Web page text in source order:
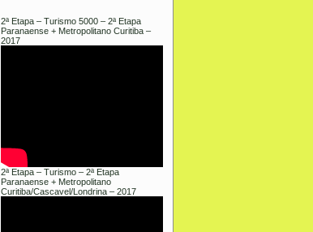
2ª Etapa – Turismo 5000 – 2ª Etapa
Paranaense + Metropolitano Curitiba –
2017
2ª Etapa – Turismo – 2ª Etapa
Paranaense + Metropolitano
Curitiba/Cascavel/Londrina – 2017